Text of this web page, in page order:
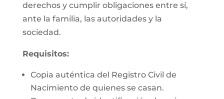
derechos y cumplir obligaciones entre sí,
ante la familia, las autoridades y la
sociedad.
Requisitos:
Copia auténtica del Registro Civil de
Nacimiento de quienes se casan.